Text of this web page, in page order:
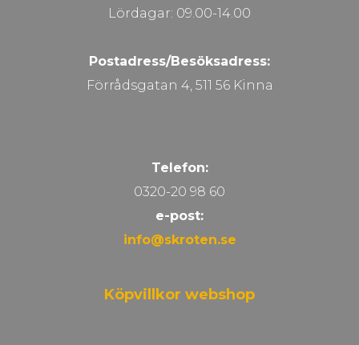
Lördagar: 09.00-14.00
Postadress/Besöksadress:
Förrådsgatan 4, 511 56 Kinna
Telefon:
0320-20 98 60
e-post:
info@skroten.se
Köpvillkor webshop